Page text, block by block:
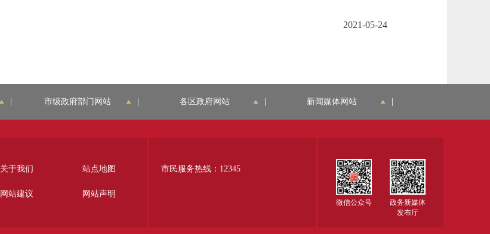
2021-05-24
市级政府部门网站 各区政府网站 新闻媒体网站
关于我们 站点地图
网站建议 网站声明
市民服务热线：12345
微信公众号
政务新媒体
发布厅